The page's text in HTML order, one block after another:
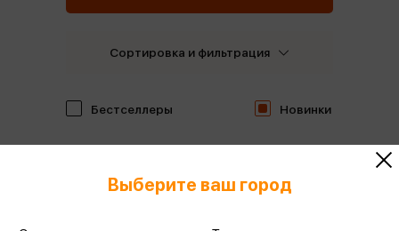
Бестселлеры Новинки
Сортировка и фильтрация
Выберите ваш город